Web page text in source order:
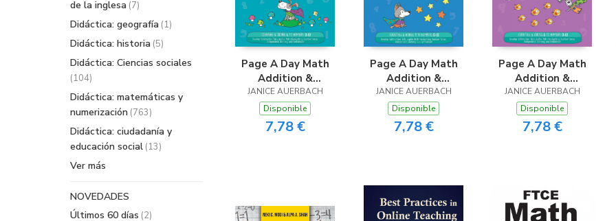
Page A Day Math
Addition &
Counting Book 6
JANICE AUERBACH
Disponible
7,78 €
Page A Day Math
Addition &
Counting Book 7
JANICE AUERBACH
Disponible
7,78 €
Page A Day Math
Addition &
Counting Book 8
JANICE AUERBACH
Disponible
7,78 €
de la inglesa (7)
Didáctica: geografía (1)
Didáctica: historia (5)
Didáctica: Ciencias sociales
(104)
Didáctica: matemáticas y
numerización (763)
Didáctica: ciudadanía y
educación social (13)
Ver más
NOVEDADES
Últimos 60 días (2)